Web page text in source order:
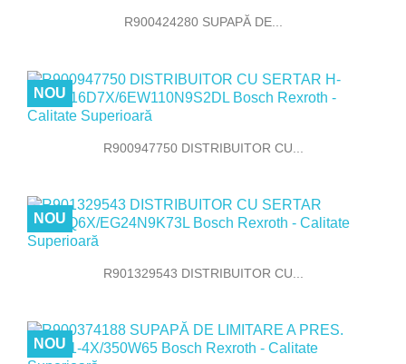
R900424280 SUPAPĂ DE...
R900947750 DISTRIBUITOR CU...
NOU
R901329543 DISTRIBUITOR CU...
NOU
NOU